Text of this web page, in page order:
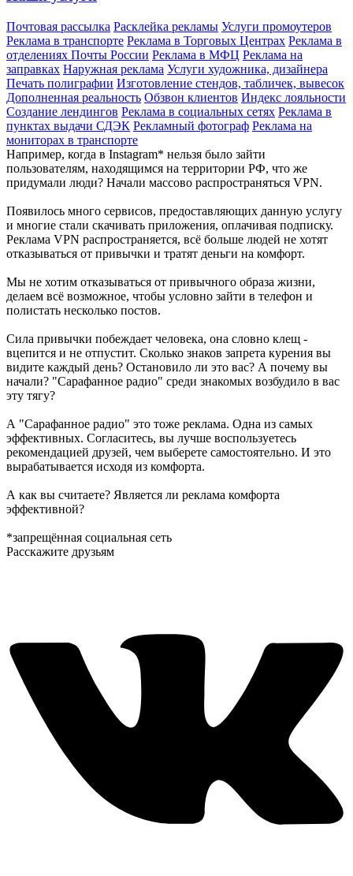
Почтовая рассылка Расклейка рекламы Услуги промоутеров
Реклама в транспорте Реклама в Торговых Центрах Реклама в
отделениях Почты России Реклама в МФЦ Реклама на
заправках Наружная реклама Услуги художника, дизайнера
Печать полиграфии Изготовление стендов, табличек, вывесок
Дополненная реальность Обзвон клиентов Индекс лояльности
Создание лендингов Реклама в социальных сетях Реклама в
пунктах выдачи СДЭК Рекламный фотограф Реклама на
мониторах в транспорте
Например, когда в Instagram* нельзя было зайти
пользователям, находящимся на территории РФ, что же
придумали люди? Начали массово распространяться VPN.
Появилось много сервисов, предоставляющих данную услугу
и многие стали скачивать приложения, оплачивая подписку.
Реклама VPN распространяется, всё больше людей не хотят
отказываться от привычки и тратят деньги на комфорт.
Мы не хотим отказываться от привычного образа жизни,
делаем всё возможное, чтобы условно зайти в телефон и
полистать несколько постов.
Сила привычки побеждает человека, она словно клещ -
вцепится и не отпустит. Сколько знаков запрета курения вы
видите каждый день? Остановило ли это вас? А почему вы
начали? "Сарафанное радио" среди знакомых возбудило в вас
эту тягу?
А "Сарафанное радио" это тоже реклама. Одна из самых
эффективных. Согласитесь, вы лучше воспользуетесь
рекомендацией друзей, чем выберете самостоятельно. И это
вырабатывается исходя из комфорта.
А как вы считаете? Является ли реклама комфорта
эффективной?
*запрещённая социальная сеть
Расскажите друзьям